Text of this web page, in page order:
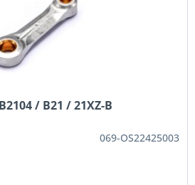
/ B21 / 21XZ-B
069-OS22425003